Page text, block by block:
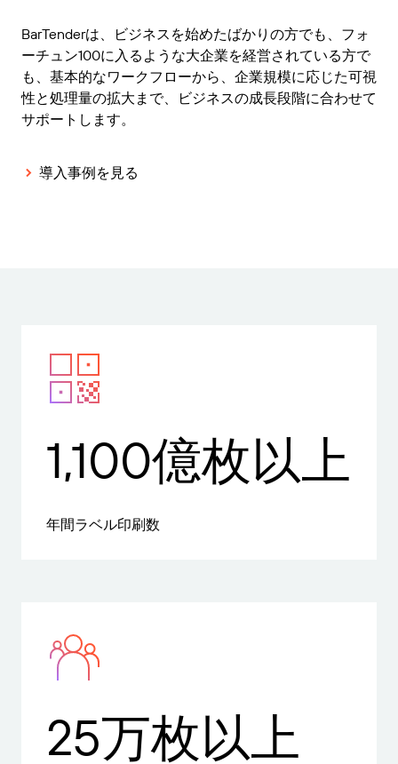
BarTenderは、ビジネスを始めたばかりの方でも、フォ
ーチュン100に入るような大企業を経営されている方で
も、基本的なワークフローから、企業規模に応じた可視
性と処理量の拡大まで、ビジネスの成長段階に合わせて
サポートします。
導入事例を見る
1,100億枚以上
年間ラベル印刷数
25万枚以上